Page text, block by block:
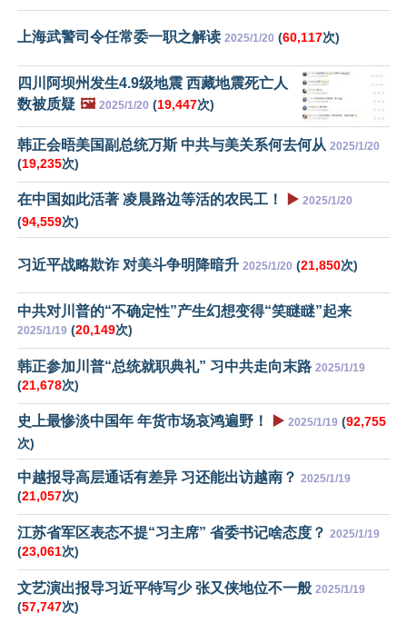
上海武警司令任常委一职之解读 2025/1/20 (60,117次)
四川阿坝州发生4.9级地震 西藏地震死亡人
数被质疑 🖼️ 2025/1/20 (19,447次)
韩正会晤美国副总统万斯 中共与美关系何去何从 2025/1/20
(19,235次)
在中国如此活著 凌晨路边等活的农民工！ ▶️ 2025/1/20
(94,559次)
习近平战略欺诈 对美斗争明降暗升 2025/1/20 (21,850次)
中共对川普的“不确定性”产生幻想变得“笑瞇瞇”起来
2025/1/19 (20,149次)
韩正参加川普“总统就职典礼” 习中共走向末路 2025/1/19
(21,678次)
史上最惨淡中国年 年货市场哀鸿遍野！ ▶️ 2025/1/19 (92,755
次)
中越报导高层通话有差异 习还能出访越南？ 2025/1/19
(21,057次)
江苏省军区表态不提“习主席” 省委书记啥态度？ 2025/1/19
(23,061次)
文艺演出报导习近平特写少 张又侠地位不一般 2025/1/19
(57,747次)